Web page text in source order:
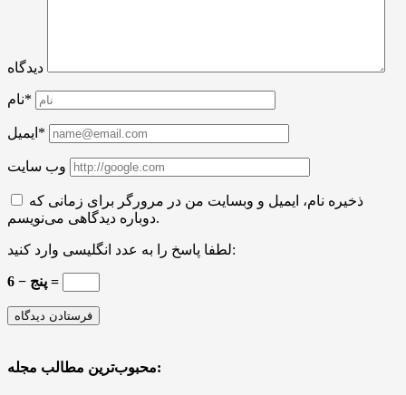
دیدگاه
نام*
ایمیل*
وب سایت
ذخیره نام، ایمیل و وبسایت من در مرورگر برای زمانی که
دوباره دیدگاهی می‌نویسم.
لطفا پاسخ را به عدد انگلیسی وارد کنید:
6 − پنج =
محبوب‌ترین مطالب مجله: